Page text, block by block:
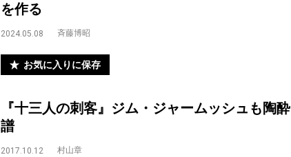
を作る
2024.05.08 斉藤博昭
お気に入りに保存
『十三人の刺客』ジム・ジャームッシュも陶
譜
2017.10.12 村山章